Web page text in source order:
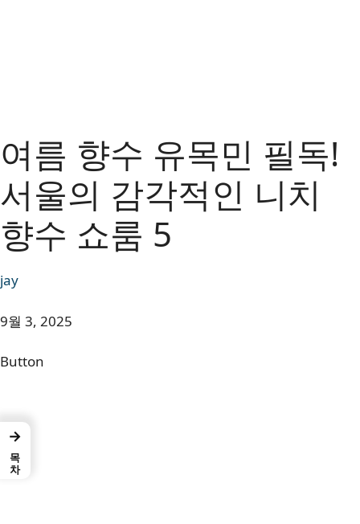
여름 향수 유목민 필독!
서울의 감각적인 니치
향수 쇼룸 5
jay
9월 3, 2025
Button
→
목차